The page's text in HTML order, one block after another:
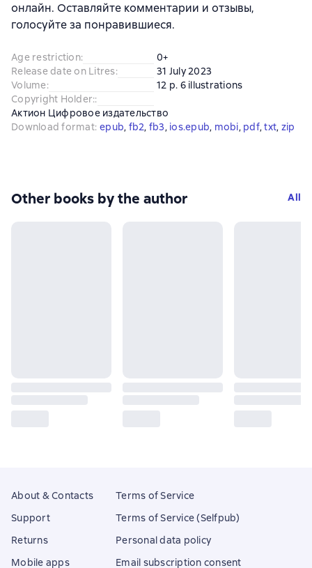
онлайн. Оставляйте комментарии и отзывы,
голосуйте за понравившиеся.
Age restriction:
0+
Release date on Litres:
31 July 2023
Volume:
12 p. 6 illustrations
Copyright Holder::
Актион Цифровое издательство
Download format: epub, fb2, fb3, ios.epub, mobi, pdf, txt, zip
Other books by the author All
About & Contacts
Support
Returns
Mobile apps
Terms of Service
Terms of Service (Selfpub)
Personal data policy
Email subscription consent